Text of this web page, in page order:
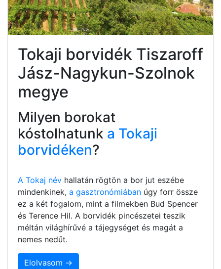
Tokaji borvidék Tiszaroff
Jász-Nagykun-Szolnok
megye
Milyen borokat
kóstolhatunk a Tokaji
borvidéken?
A Tokaj név hallatán rögtön a bor jut eszébe
mindenkinek, a gasztronómiában úgy forr össze
ez a két fogalom, mint a filmekben Bud Spencer
és Terence Hil. A borvidék pincészetei teszik
méltán világhírűvé a tájegységet és magát a
nemes nedűt.
Elolvasom →